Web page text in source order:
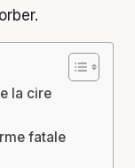
la cire
fatale